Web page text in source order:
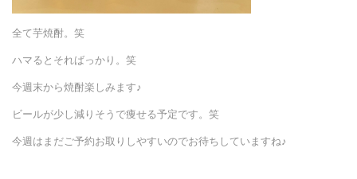
全て芋焼酎。笑
ハマるとそればっかり。笑
今週末から焼酎楽しみます♪
ビールが少し減りそうで痩せる予定です。笑
今週はまだご予約お取りしやすいのでお待ちしていますね♪